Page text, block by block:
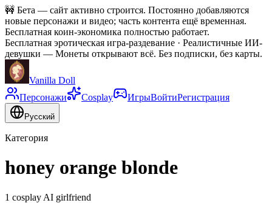
🚧 Бета — сайт активно строится. Постоянно добавляются
новые персонажи и видео; часть контента ещё временная.
Бесплатная коин-экономика полностью работает.
Бесплатная эротическая игра-раздевание · Реалистичные ИИ-
девушки — Монеты открывают всё. Без подписки, без карты.
Vanilla Doll
Персонажи
Cosplay ИгрыВойтиРегистрация
Русский
Категория
honey orange blonde
1 cosplay AI girlfriend